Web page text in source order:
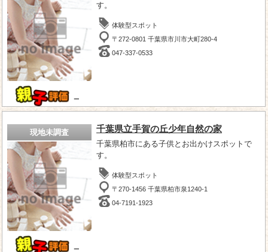
－
す。
体験型スポット
〒272-0801 千葉県市川市大町280-4
047-337-0533
現地未調査
－
千葉県立手賀の丘少年自然の家
千葉県柏市にある子供とお出かけスポットで
す。
体験型スポット
〒270-1456 千葉県柏市泉1240-1
04-7191-1923